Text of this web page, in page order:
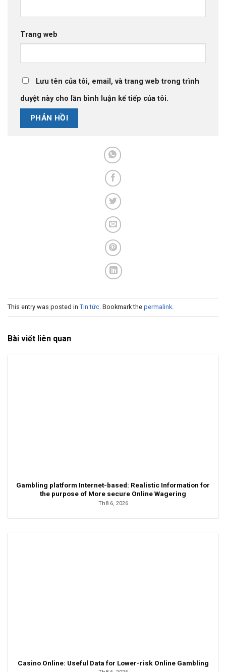
Trang web
Lưu tên của tôi, email, và trang web trong trình
duyệt này cho lần bình luận kế tiếp của tôi.
This entry was posted in Tin tức. Bookmark the permalink.
Bài viết liên quan
Gambling platform Internet-based: Realistic Information for
the purpose of More secure Online Wagering
Th8 6, 2026
Casino Online: Useful Data for Lower-risk Online Gambling